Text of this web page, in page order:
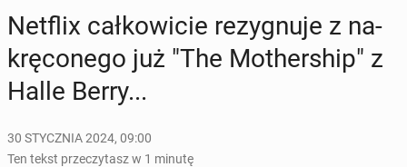
Netflix cał­ko­wi­cie re­zy­gnu­je z na­
krę­co­ne­go już "The Mo­ther­ship" z
Halle Berry...
30 STYCZNIA 2024, 09:00
Ten tekst przeczytasz w 1 minutę